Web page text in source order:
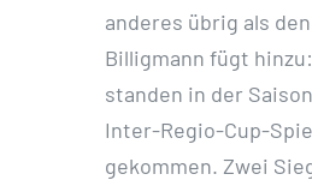
anderes übrig als
Billigmann fügt
standen in der
Inter-Regio-Cup-
gekommen. Zwei